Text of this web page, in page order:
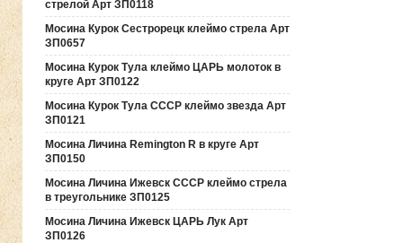
стрелой Арт ЗП0118
Мосина Курок Сестрорецк клеймо стрела Арт
ЗП0657
Мосина Курок Тула клеймо ЦАРЬ молоток в
круге Арт ЗП0122
Мосина Курок Тула СССР клеймо звезда Арт
ЗП0121
Мосина Личина Remington R в круге Арт
ЗП0150
Мосина Личина Ижевск СССР клеймо стрела
в треугольнике ЗП0125
Мосина Личина Ижевск ЦАРЬ Лук Арт
ЗП0126